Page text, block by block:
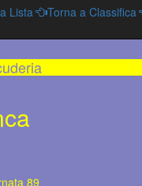
Lista Torna a Classifica
89